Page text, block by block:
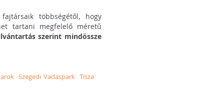
többségétől, hogy
tartani megfelelő méretű
szerint mindössze
Szegedi Vadaspark Tisza